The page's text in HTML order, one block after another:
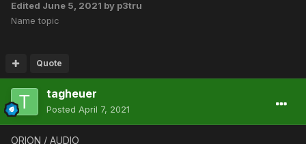
Edited June 5, 2021 by p3tru
Name topic
Quote
tagheuer
Posted April 7, 2021
ORION / AUDIO